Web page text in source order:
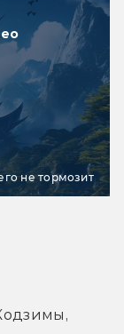
не тормозит